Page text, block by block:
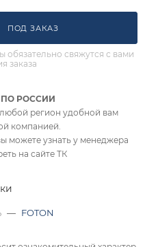
ПОД ЗАКАЗ
свяжутся с вами
заказа
РОССИИ
регион удобной вам
компанией.
можете узнать у менеджера
на сайте ТК
— FOTON